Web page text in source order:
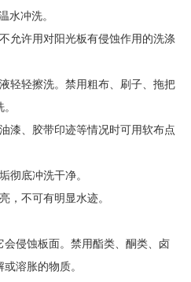
水冲洗。
允许用对阳光板有侵蚀作用的洗涤
轻轻擦洗。禁用粗布、刷子、拖把
漆、胶带印迹等情况时可用软布点
彻底冲洗干净。
，不可有明显水迹。
侵蚀板面。禁用酯类、酮类、卤
溶胀的物质。